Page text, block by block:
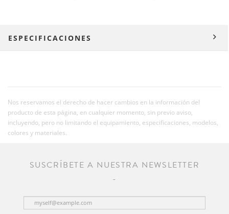
ESPECIFICACIONES
Nos reservamos el derecho de hacer cambios en la información del
producto de esta página, en cualquier momento, sin previo aviso,
incluyendo, pero no limitando el equipamiento, especificaciones, modelos,
colores y materiales.
SUSCRÍBETE A NUESTRA NEWSLETTER